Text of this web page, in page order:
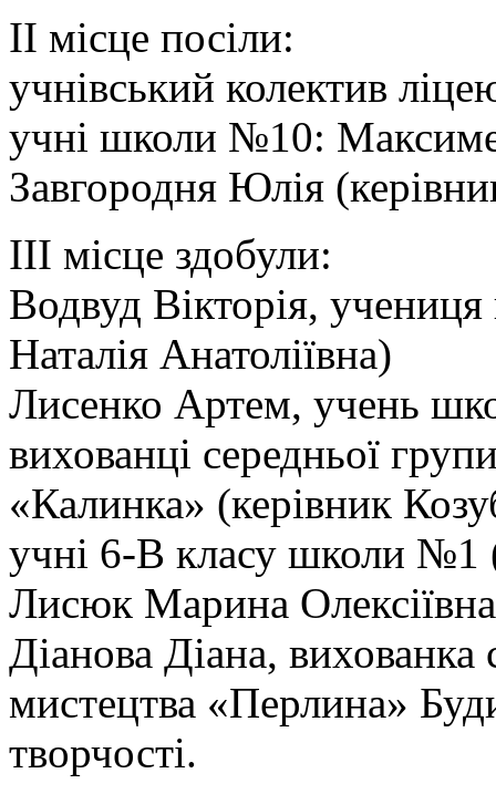
ІІ місце посіли:
учнівський колектив
учні школи №10:
Завгородня Юлія
ІІІ місце здобули:
Водвуд Вікторія,
Наталія Анатоліївна)
Лисенко Артем, учень
вихованці середньої
«Калинка» (керівник
учні 6-В класу школи
Лисюк Марина
Діанова Діана, вихованка
мистецтва «Перлина»
творчості.